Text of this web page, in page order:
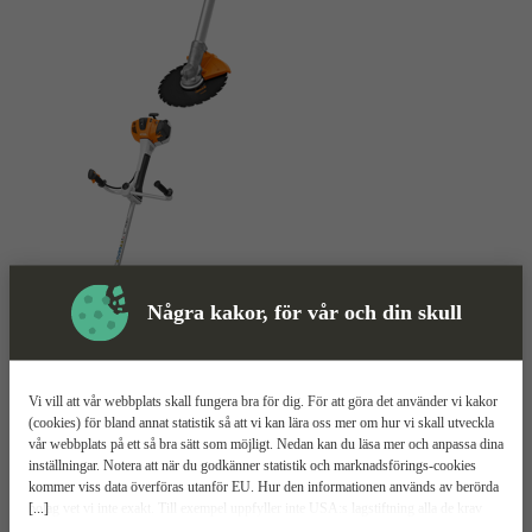
Några kakor, för vår och din skull
[...]
Vi vill att vår webbplats skall fungera bra för dig. För att göra det använder vi kakor
(cookies) för bland annat statistik så att vi kan lära oss mer om hur vi skall utveckla
vår webbplats på ett så bra sätt som möjligt. Nedan kan du läsa mer och anpassa dina
inställningar. Notera att när du godkänner statistik och marknadsförings-cookies
kommer viss data överföras utanför EU. Hur den informationen används av berörda
bolag vet vi inte exakt. Till exempel uppfyller inte USA:s lagstiftning alla de krav
Röjsåg
Stihl FS 561 C-EM
2,8 kW